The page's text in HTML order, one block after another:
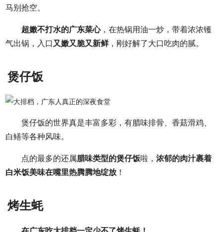
马别抢空。
超嫩不打水的广东菜心，在热锅用油一炒，带着浓浓镬
气出锅，入口又嫩又脆又新鲜，刚好解了大口吃肉的腻。
煲仔饭
煲仔饭的世界真是丰富多彩，有腊味排骨、香菇滑鸡、
白鳝等各种风味。
点的最多的还属腊味类型的煲仔饭啦， 浓郁的肉汁裹着
白米饭美味在嘴里热腾腾地绽放！
烤生蚝